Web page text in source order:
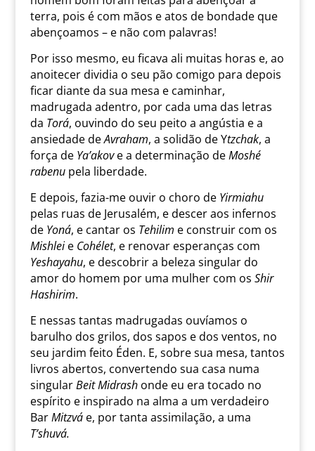
terra, pois é com mãos e atos de bondade que
abençoamos – e não com palavras!
Por isso mesmo, eu ficava ali muitas horas e, ao
anoitecer dividia o seu pão comigo para depois
ficar diante da sua mesa e caminhar,
madrugada adentro, por cada uma das letras
da Torá, ouvindo do seu peito a angústia e a
ansiedade deAvraham, a solidão de Ytzchak, a
força de Ya’akove a determinação deMoshé
rabenupela liberdade.
E depois, fazia-me ouvir o choro de Yirmiahu
pelas ruas de Jerusalém, e descer aos infernos
de Yoná, e cantar os Tehilim e construir com os
Mishleie Cohélet, e renovar esperanças com
Yeshayahu, e descobrir a beleza singular do
amor do homem por uma mulher com os Shir
Hashirim.
E nessas tantas madrugadas ouvíamos o
barulho dos grilos, dos sapos e dos ventos, no
seu jardim feito Éden. E, sobre sua mesa, tantos
livros abertos, convertendo sua casa numa
singularBeit Midrashonde eu era tocado no
espírito e inspirado na alma a um verdadeiro
BarMitzváe, por tanta assimilação, a uma
T’shuvá.